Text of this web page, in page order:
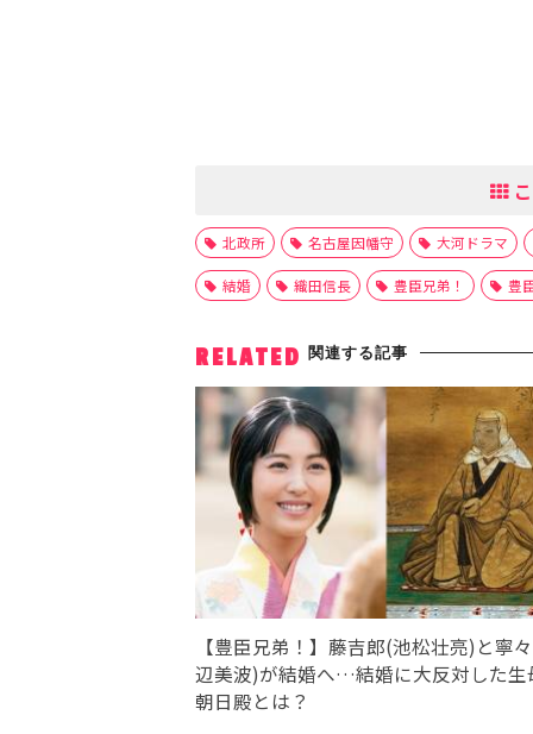
北政所 名古屋因幡守 大河ドラマ
結婚 織田信長 豊臣兄弟！ 豊
RELATED 関連する記事
【豊臣兄弟！】藤吉郎(池松壮亮)と寧
辺美波)が結婚へ…結婚に大反対した生
朝日殿とは？